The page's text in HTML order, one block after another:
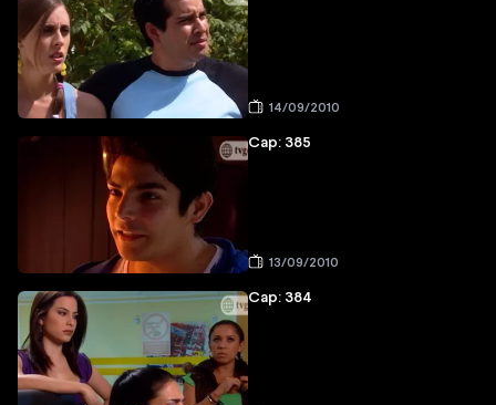
14/09/2010
Cap: 385
13/09/2010
Cap: 384